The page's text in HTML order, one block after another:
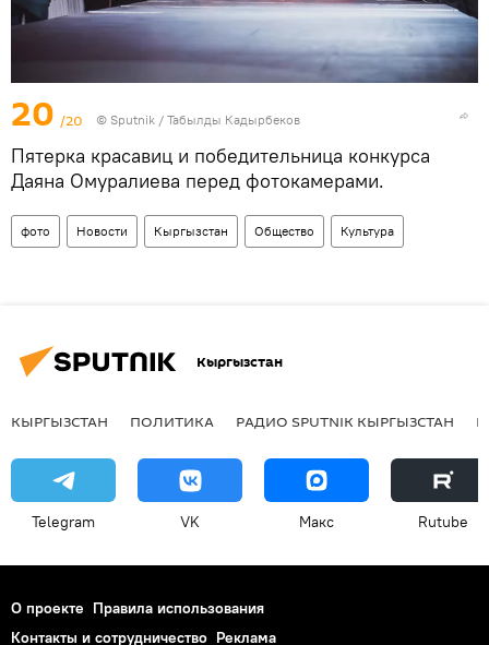
20 /20 © Sputnik / Табылды Кадырбеков
Пятерка красавиц и победительница конкурса
Даяна Омуралиева перед фотокамерами.
фото Новости Кыргызстан Общество Культура
Кыргызстан
КЫРГЫЗСТАН ПОЛИТИКА РАДИО SPUTNIK КЫРГЫЗСТАН
Telegram VK Макс Rutube
О проекте Правила использования
Контакты и сотрудничество Реклама